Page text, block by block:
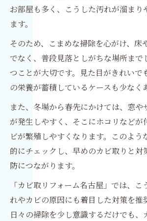
お部屋も多く、こうした汚れが溜まり
ます。
そのため、こまめな掃除を心がけ、床
でなく、普段見落としがちな場所まで
つことが大切です。見た目がきれいで
の栄養が蓄積しているケースも少なく
また、冬場から春先にかけては、窓や
が発生しやすく、そこにホコリなどが
ビが繁殖しやすくなります。このよう
的にチェックし、早めのカビ取りと対
防につながります。
「カビ取リフォーム名古屋」では、
れやカビの原因にも着目した対策を推
日々の掃除を少し意識するだけでも、